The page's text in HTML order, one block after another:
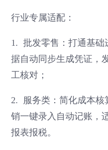
行业专属适配：
1. 批发零售：打通基础
据自动同步生成凭证，
工核对；
2. 服务类：简化成本核
销一键录入自动记账，
报表报税。